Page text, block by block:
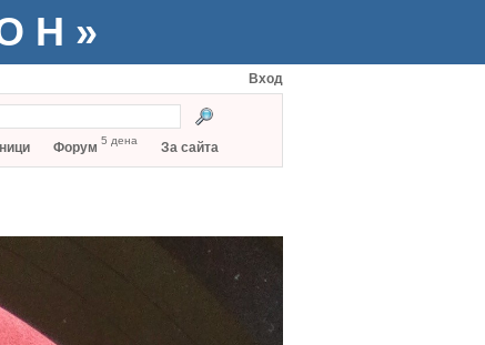
Вход
Форум 5 дена За сайта